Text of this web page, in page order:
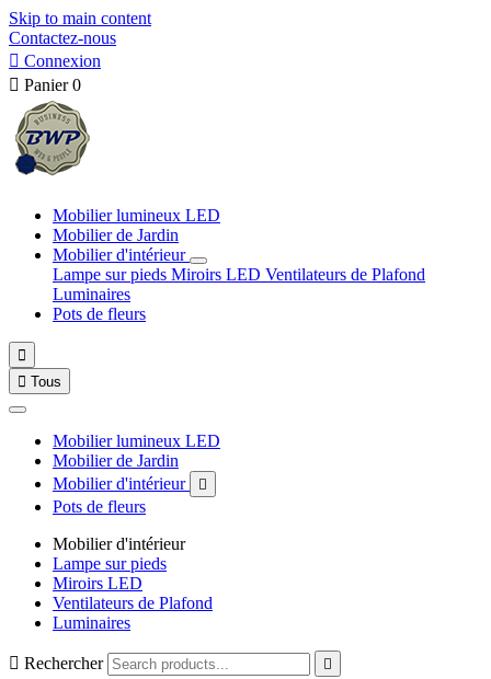
Skip to main content
Contactez-nous
 Connexion
 Panier 0
Mobilier lumineux LED
Mobilier de Jardin
Mobilier d'intérieur
Lampe sur pieds Miroirs LED Ventilateurs de Plafond
Luminaires
Pots de fleurs

 Tous
Mobilier lumineux LED
Mobilier de Jardin
Mobilier d'intérieur

Pots de fleurs
Mobilier d'intérieur
Lampe sur pieds
Miroirs LED
Ventilateurs de Plafond
Luminaires
 Rechercher 